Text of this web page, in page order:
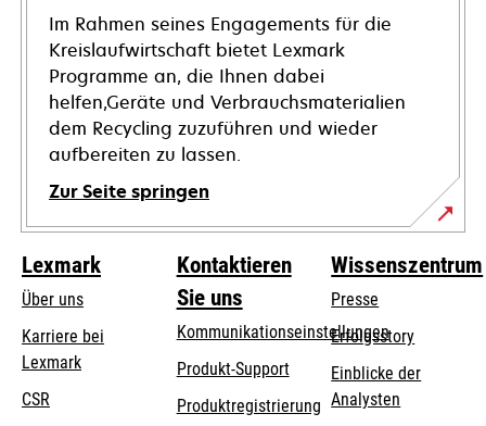
Im Rahmen seines Engagements für die
Kreislaufwirtschaft bietet Lexmark
Programme an, die Ihnen dabei
helfen,Geräte und Verbrauchsmaterialien
dem Recycling zuzuführen und wieder
aufbereiten zu lassen.
Zur Seite springen
Lexmark
Über uns
Karriere bei
Lexmark
CSR
Kontaktieren
Sie uns
Kommunikationseinstellungen
wird
in
einer
Produkt-Supportwird
einer
Produktregistrierung
Wissenszentrum
Presse
Erfolgsstory
Einblicke der
Analysten